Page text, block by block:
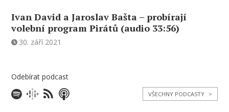
Ivan David a Jaroslav Bašta – probírají
volební program Pirátů (audio 33:56)
30. září 2021
Odebírat podcast
VŠECHNY PODCASTY >